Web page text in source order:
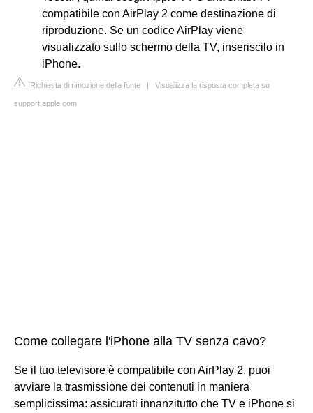
compatibile con AirPlay 2 come destinazione di
riproduzione. Se un codice AirPlay viene
visualizzato sullo schermo della TV, inseriscilo in
iPhone.
Richiesta di rimozione della fonte | Visualizza la risposta completa su
support.apple.com
Come collegare l'iPhone alla TV senza cavo?
Se il tuo televisore è compatibile con AirPlay 2, puoi
avviare la trasmissione dei contenuti in maniera
semplicissima: assicurati innanzitutto che TV e iPhone si